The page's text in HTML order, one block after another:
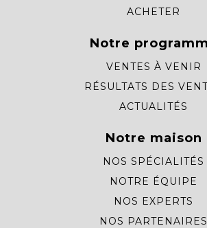
ACHETER
Notre
VENTES À VENIR
RÉSULTATS DES
ACTUALITÉS
Notre maison
NOS SPÉCIALITÉS
NOTRE ÉQUIPE
NOS EXPERTS
NOS PARTENAIRES